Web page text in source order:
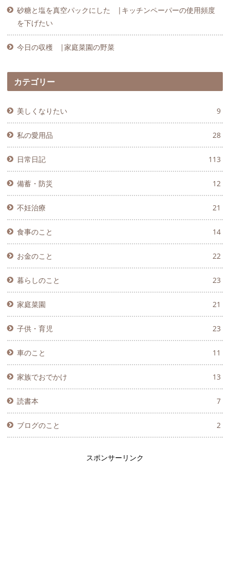
砂糖と塩を真空パックにした |キッチンペーパーの使用頻度
を下げたい
今日の収穫 |家庭菜園の野菜
カテゴリー
美しくなりたい 9
私の愛用品 28
日常日記 113
備蓄・防災 12
不妊治療 21
食事のこと 14
お金のこと 22
暮らしのこと 23
家庭菜園 21
子供・育児 23
車のこと 11
家族でおでかけ 13
読書本 7
ブログのこと 2
スポンサーリンク